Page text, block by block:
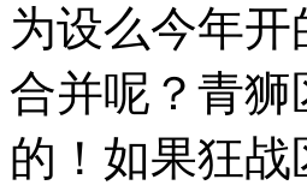
为设么今年
合并呢？青
的！如果狂